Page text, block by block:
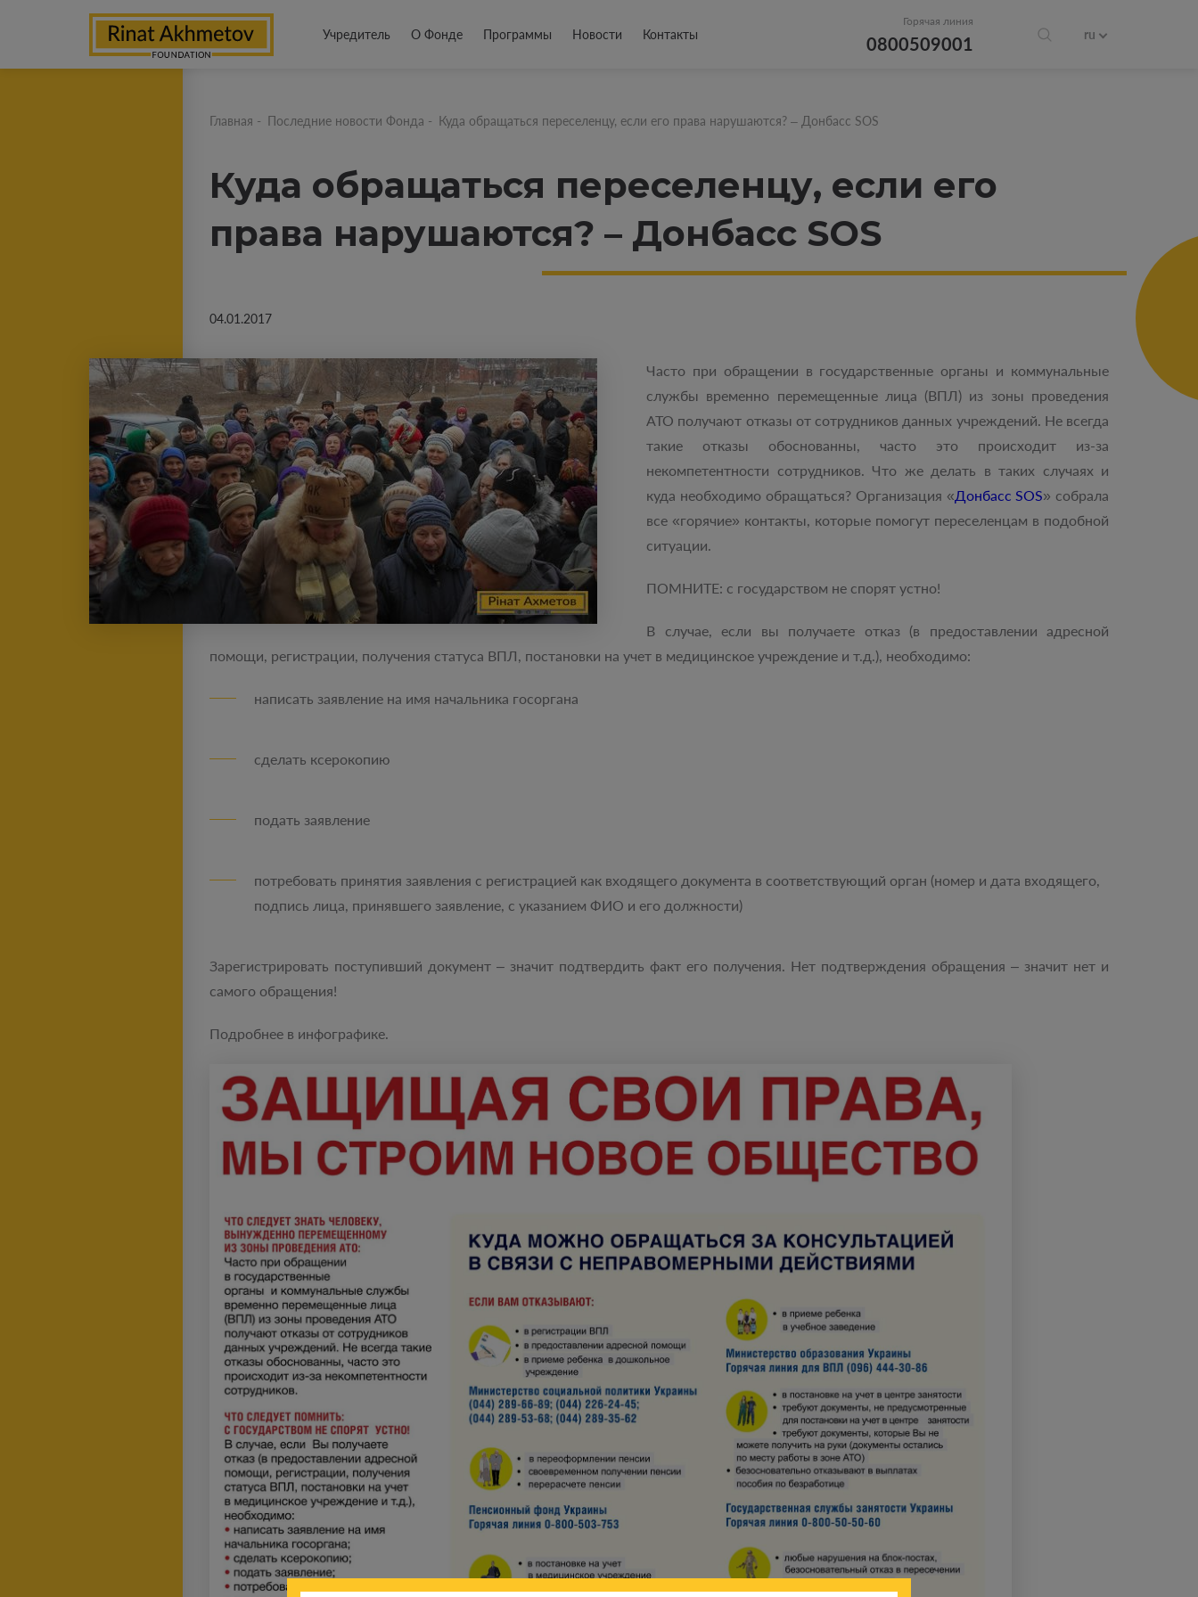
Учредитель О Фонде Программы Новости Контакты
Горячая линия
0800509001 ru
Главная - Последние новости Фонда - Куда обращаться переселенцу, если его права нарушаются? – Донбасс SOS
Куда обращаться переселенцу, если его
права нарушаются? – Донбасс SOS
04.01.2017
Часто при обращении в государственные органы и коммунальные
службы временно перемещенные лица (ВПЛ) из зоны проведения
АТО получают отказы от сотрудников данных учреждений. Не всегда
такие отказы обоснованны, часто это происходит из-за
некомпетентности сотрудников. Что же делать в таких случаях и
куда необходимо обращаться? Организация «Донбасс SOS» собрала
все «горячие» контакты, которые помогут переселенцам в подобной
ситуации.
ПОМНИТЕ: с государством не спорят устно!
В случае, если вы получаете отказ (в предоставлении адресной
помощи, регистрации, получения статуса ВПЛ, постановки на учет в медицинское учреждение и т.д.), необходимо:
написать заявление на имя начальника госоргана
сделать ксерокопию
подать заявление
потребовать принятия заявления с регистрацией как входящего документа в соответствующий орган (номер и дата входящего,
подпись лица, принявшего заявление, с указанием ФИО и его должности)
Зарегистрировать поступивший документ – значит подтвердить факт его получения. Нет подтверждения обращения – значит нет и
самого обращения!
Подробнее в инфографике.